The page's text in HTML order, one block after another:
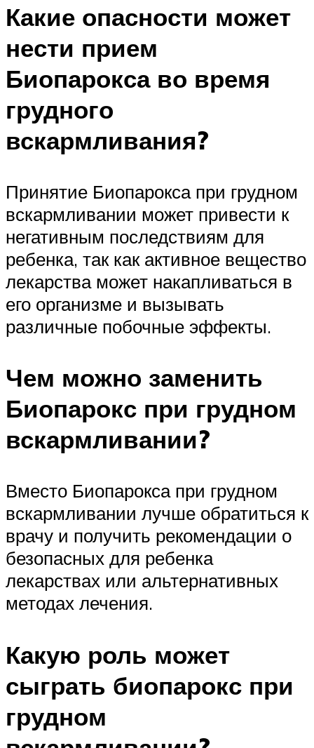
Какие опасности может
нести прием
Биопарокса во время
грудного
вскармливания?
Принятие Биопарокса при грудном
вскармливании может привести к
негативным последствиям для
ребенка, так как активное вещество
лекарства может накапливаться в
его организме и вызывать
различные побочные эффекты.
Чем можно заменить
Биопарокс при грудном
вскармливании?
Вместо Биопарокса при грудном
вскармливании лучше обратиться к
врачу и получить рекомендации о
безопасных для ребенка
лекарствах или альтернативных
методах лечения.
Какую роль может
сыграть биопарокс при
грудном